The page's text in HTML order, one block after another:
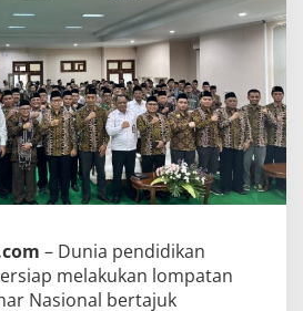
– Dunia pendidikan
melakukan lompatan
Nasional bertajuk